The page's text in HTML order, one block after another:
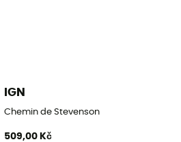
IGN
Chemin de Stevenson
509,00 Kč